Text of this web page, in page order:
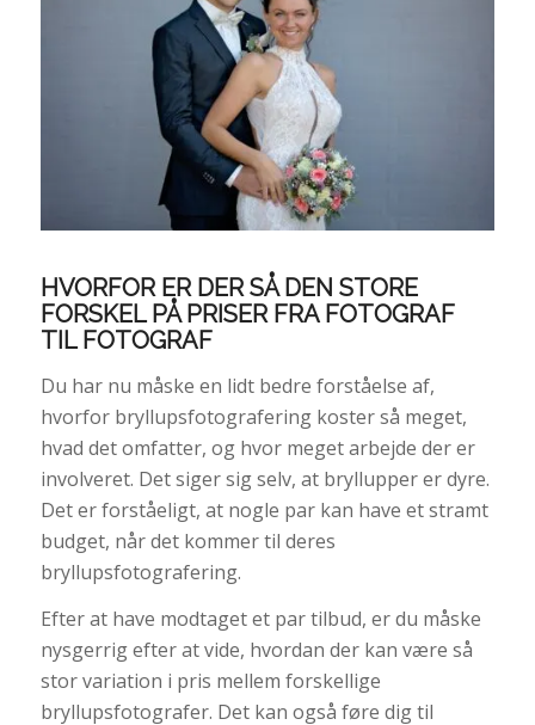
HVORFOR ER DER SÅ DEN STORE
FORSKEL PÅ PRISER FRA FOTOGRAF
TIL FOTOGRAF
Du har nu måske en lidt bedre forståelse af,
hvorfor bryllupsfotografering koster så meget,
hvad det omfatter, og hvor meget arbejde der er
involveret. Det siger sig selv, at bryllupper er dyre.
Det er forståeligt, at nogle par kan have et stramt
budget, når det kommer til deres
bryllupsfotografering.
Efter at have modtaget et par tilbud, er du måske
nysgerrig efter at vide, hvordan der kan være så
stor variation i pris mellem forskellige
bryllupsfotografer. Det kan også føre dig til